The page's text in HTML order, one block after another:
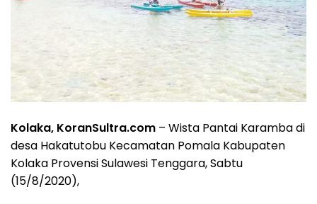
Kolaka, KoranSultra.com – Wista Pantai Karamba di
desa Hakatutobu Kecamatan Pomala Kabupaten
Kolaka Provensi Sulawesi Tenggara, Sabtu
(15/8/2020),